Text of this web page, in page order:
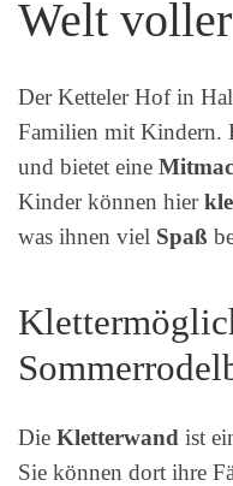
Welt
Der Ketteler Hof in
Familien mit Kindern.
und bietet eine
Kinder können hier
was ihnen viel Spaß
Die Kletterwand ist
Sie können dort ihre